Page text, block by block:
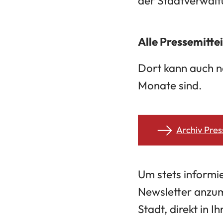
Alle
Dort kann auch
Monate sind.
Archiv
Um stets
Newsletter
Stadt, direkt in